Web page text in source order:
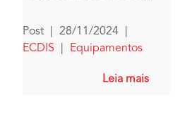
inigualáveis. No centro
dessa transformação está o
Exibição e Informação de
Post 28/11/2024
ECDIS
Equipamentos
Leia mais